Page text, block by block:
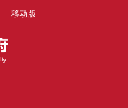
移动版